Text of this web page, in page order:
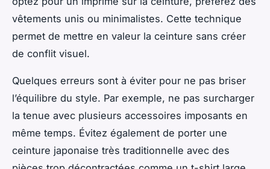
vêtements unis ou minimalistes. Cette technique
permet de mettre en valeur la ceinture sans créer
de conflit visuel.
Quelques erreurs sont à éviter pour ne pas briser
l’équilibre du style. Par exemple, ne pas surcharger
la tenue avec plusieurs accessoires imposants en
même temps. Évitez également de porter une
ceinture japonaise très traditionnelle avec des